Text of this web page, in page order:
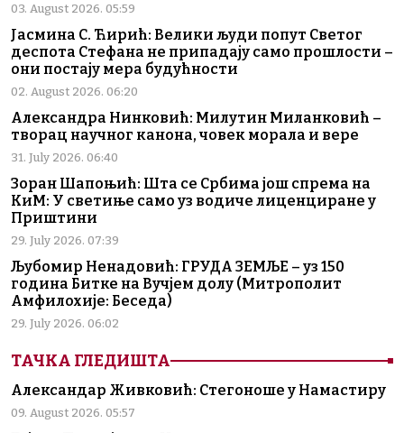
03. August 2026. 05:59
Јасмина С. Ћирић: Велики људи попут Светог
деспота Стефана не припадају само прошлости –
они постају мера будућности
02. August 2026. 06:20
Александра Нинковић: Милутин Миланковић –
творац научног канона, човек морала и вере
31. July 2026. 06:40
Зоран Шапоњић: Шта се Србима још спрема на
КиМ: У светиње само уз водиче лиценциране у
Приштини
29. July 2026. 07:39
Љубомир Ненадовић: ГРУДА ЗЕМЉЕ – уз 150
година Битке на Вучјем долу (Митрополит
Амфилохије: Беседа)
29. July 2026. 06:02
ТАЧКА ГЛЕДИШТА
Александар Живковић: Стегоноше у Намастиру
09. August 2026. 05:57